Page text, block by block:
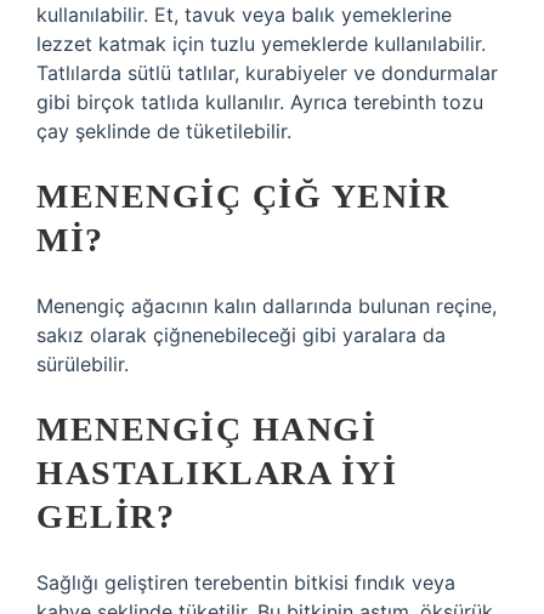
kullanılabilir. Et, tavuk veya balık yemeklerine
lezzet katmak için tuzlu yemeklerde kullanılabilir.
Tatlılarda sütlü tatlılar, kurabiyeler ve dondurmalar
gibi birçok tatlıda kullanılır. Ayrıca terebinth tozu
çay şeklinde de tüketilebilir.
MENENGIÇ ÇIĞ YENIR
MI?
Menengiç ağacının kalın dallarında bulunan reçine,
sakız olarak çiğnenebileceği gibi yaralara da
sürülebilir.
MENENGIÇ HANGI
HASTALIKLARA IYI
GELIR?
Sağlığı geliştiren terebentin bitkisi fındık veya